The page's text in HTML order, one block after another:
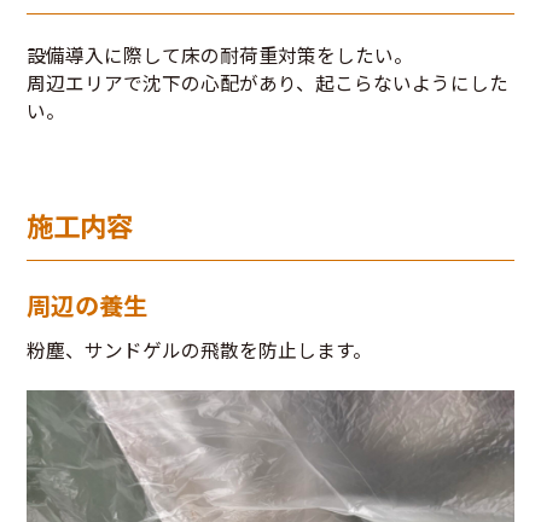
設備導入に際して床の耐荷重対策をしたい。
周辺エリアで沈下の心配があり、起こらないようにした
い。
施工内容
周辺の養生
粉塵、サンドゲルの飛散を防止します。